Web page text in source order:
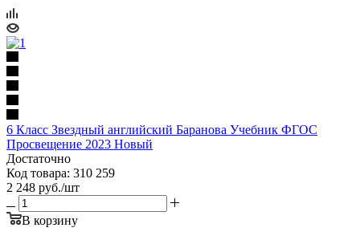
6 Класс Звездный английский Баранова Учебник ФГОС
Просвещение 2023 Новый
Достаточно
Код товара: 310 259
2 248 руб./шт
В корзину